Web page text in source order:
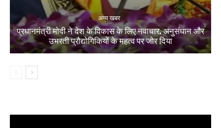
अन्य खबर
प्रधानमंत्री मोदी ने देश के विकास के लिए नवाचार, अनुसंधान और
उभरती प्रौद्योगिकियों के महत्व पर जोर दिया